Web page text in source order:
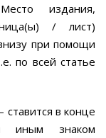
издания,
/ лист)
при помощи
по всей статье
ставится в конце
иным знаком